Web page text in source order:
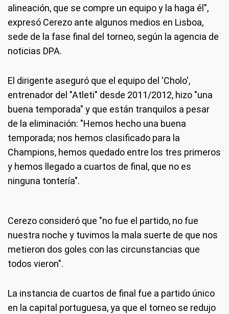
alineación, que se compre un equipo y la haga él",
expresó Cerezo ante algunos medios en Lisboa,
sede de la fase final del torneo, según la agencia de
noticias DPA.
El dirigente aseguró que el equipo del 'Cholo',
entrenador del "Atleti" desde 2011/2012, hizo "una
buena temporada" y que están tranquilos a pesar
de la eliminación: "Hemos hecho una buena
temporada; nos hemos clasificado para la
Champions, hemos quedado entre los tres primeros
y hemos llegado a cuartos de final, que no es
ninguna tontería".
Cerezo consideró que "no fue el partido, no fue
nuestra noche y tuvimos la mala suerte de que nos
metieron dos goles con las circunstancias que
todos vieron".
La instancia de cuartos de final fue a partido único
en la capital portuguesa, ya que el torneo se redujo